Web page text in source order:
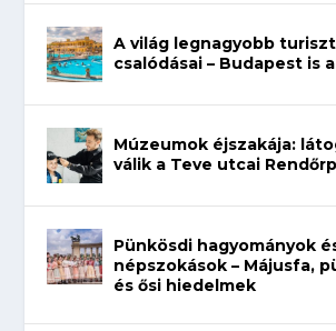
A világ legnagyobb
csalódásai – Budapest is
Múzeumok éjszakája:
válik a Teve utcai
Pünkösdi hagyományok
népszokások – Májusfa,
és ősi hiedelmek